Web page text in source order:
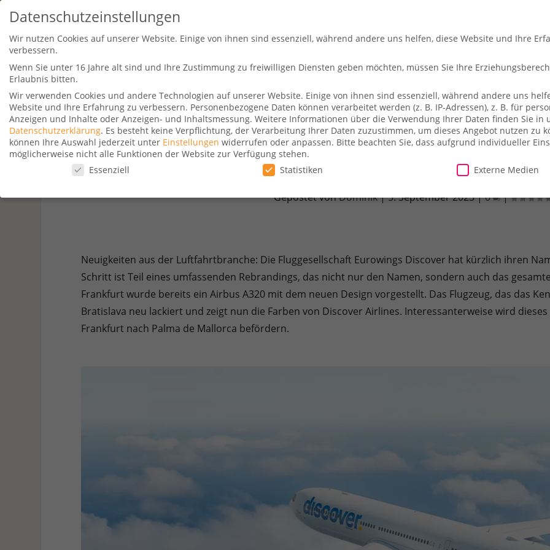
Travel Kurse Aktionen Hotelsuche So fliegt ihr Merch-Shop Payback Alles
Discover Airlines: Eurowings Discover mit neuem
Gepostet vonDominik|5. September 2023|0 |
Neuigkeiten aus der Luftfahrtbranche: Die Fluggesellschaft Eurowings Discover hat kürzlich ihren
Schritt ist Teil eines umfassenden Rebrandings, das nicht nur den Namen, sondern auch das
Frankfurt wurde bereits ein Airbus A320 mit dem neuen Design vorgestellt. Das Flugzeug, das das
Bratislava neu lackiert und zeigt nun die Farben von Discover Airlines. Interessanterweise wird
Frankfurt nach Palma de Mallorca befördern.
Datenschutzeinstellungen
Wir nutzen Cookies auf unserer Website. Einige von ihnen sind essenziell, während andere uns helfen, diese Website und Ihre
verbessern.
Wenn Sie unter 16 Jahre alt sind und Ihre Zustimmung zu freiwilligen Diensten geben möchten, müssen Sie Ihre
Erlaubnis bitten.
Wir verwenden Cookies und andere Technologien auf unserer Website. Einige von ihnen sind essenziell, während andere uns
Website und Ihre Erfahrung zu verbessern. Personenbezogene Daten können verarbeitet werden (z. B. IP-Adressen), z. B. für
Anzeigen und Inhalte oder Anzeigen- und Inhaltsmessung. Weitere Informationen über die Verwendung Ihrer Daten finden Sie in
Datenschutzerklärung. Es besteht keine Verpflichtung, der Verarbeitung Ihrer Daten zuzustimmen, um dieses Angebot nutzen zu
können Ihre Auswahl jederzeit unter Einstellungen widerrufen oder anpassen. Bitte beachten Sie, dass aufgrund individueller
möglicherweise nicht alle Funktionen der Website zur Verfügung stehen.
Datenschutzeinstellungen
Essenziell Statistiken Externe Medien
Datenschutzeinstellungen
Verwendung Ihrer Daten finden Sie in unsererDatenschutzerklärung. Es besteht keine Verpflichtung, der Verarbeitung Ihrer
beachten Sie, dass aufgrund individueller Einstellungen möglicherweise nicht alle Funktionen der Website zur Verfügung stehen.
Hier finden Sie eine Übersicht über alle verwendeten Cookies. Sie können Ihre Einwilligung zu ganzen Kategorien geben oder
Cookies auswählen.
Ablehnen
Inhalte von Videoplattformen und Social-Media-Plattformen werden standardmäßig blockiert. Wenn Cookies von externen Medien akzeptiert werden,
Cookie-Informationen anzeigen